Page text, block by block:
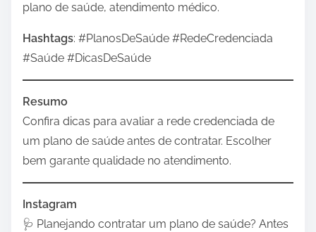
plano de saúde, atendimento médico.
Hashtags: #PlanosDeSaúde #RedeCredenciada
#Saúde #DicasDeSaúde
Resumo
Confira dicas para avaliar a rede credenciada de
um plano de saúde antes de contratar. Escolher
bem garante qualidade no atendimento.
Instagram
🩺 Planejando contratar um plano de saúde? Antes